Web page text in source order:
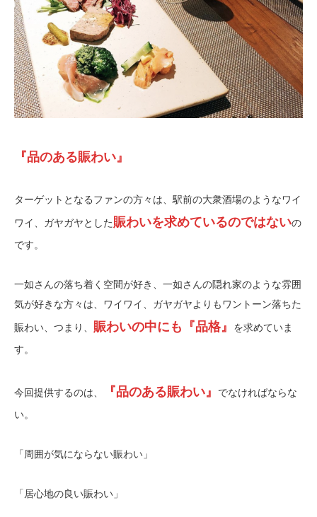
『品のある賑わい』
ターゲットとなるファンの方々は、駅前の大衆酒場のようなワイ
ワイ、ガヤガヤとした賑わいを求めているのではないの
です。
一如さんの落ち着く空間が好き、一如さんの隠れ家のような雰囲
気が好きな方々は、ワイワイ、ガヤガヤよりもワントーン落ちた
賑わい、つまり、 賑わいの中にも『品格』
を求めていま
す。
今回提供するのは、 『品のある賑わい』
でなければならな
い。
「周囲が気にならない賑わい」
「居心地の良い賑わい」